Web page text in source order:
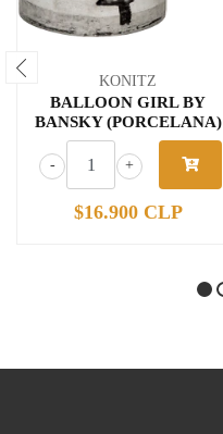
KONITZ
BALLOON GIRL BY
BANSKY (PORCELANA)
+
-
$16.900 CLP